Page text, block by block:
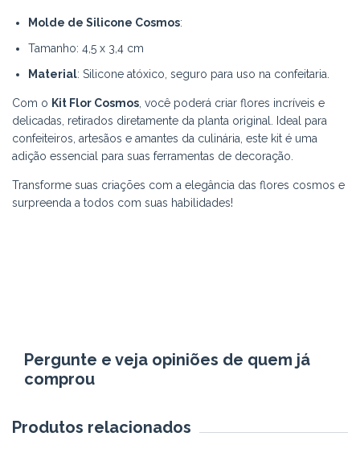
Molde de Silicone Cosmos:
Tamanho: 4,5 x 3,4 cm
Material: Silicone atóxico, seguro para uso na confeitaria.
Com o Kit Flor Cosmos, você poderá criar flores incríveis e
delicadas, retirados diretamente da planta original. Ideal para
confeiteiros, artesãos e amantes da culinária, este kit é uma
adição essencial para suas ferramentas de decoração.
Transforme suas criações com a elegância das flores cosmos e
surpreenda a todos com suas habilidades!
Pergunte e veja opiniões de quem já
comprou
Produtos relacionados